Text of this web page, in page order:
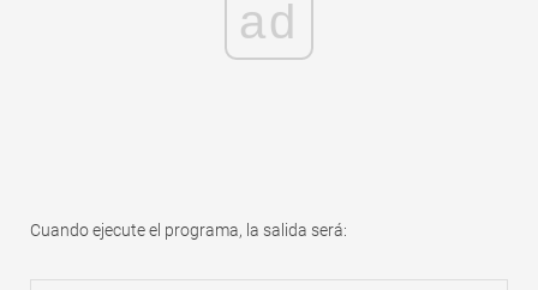
ad
Cuando ejecute el programa, la salida será: